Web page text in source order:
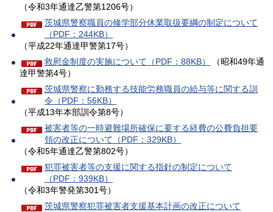
（令和3年通達乙警第1206号）
茨城県警察職員の修学部分休業取扱要綱の制定について
（PDF：244KB）
（平成22年通達甲警第17号）
救慰金制度の実施について（PDF：88KB）
（昭和49年通
達甲警第4号）
茨城県警察に勤務する技能労務職員の給与等に関する訓
令（PDF：56KB）
（平成13年本部訓令第8号）
被害者等の一時避難場所確保に要する経費の公費負担要
領の改正について（PDF：329KB）
（令和5年通達乙警第802号）
犯罪被害者等の支援に関する指針の制定について
（PDF：939KB）
（令和3年警発第301号）
茨城県警察犯罪被害者支援基本計画の改正について